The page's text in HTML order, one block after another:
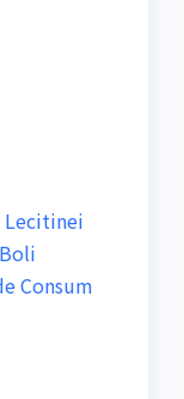
Lecitinei
Consum